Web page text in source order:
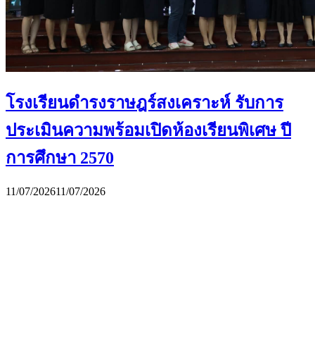
โรงเรียนดำรงราษฎร์สงเคราะห์ รับการ
ประเมินความพร้อมเปิดห้องเรียนพิเศษ ปี
การศึกษา 2570
11/07/202611/07/2026